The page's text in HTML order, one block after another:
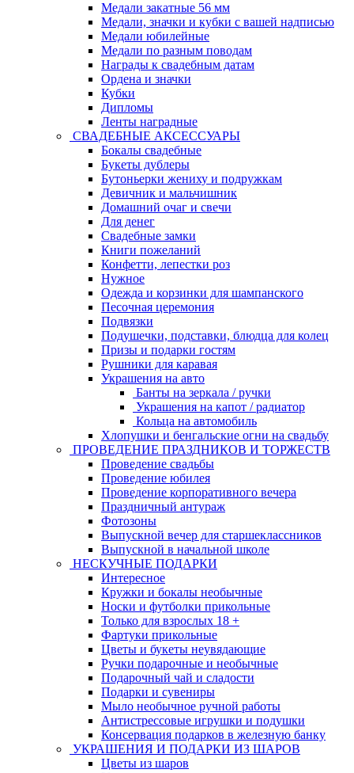
Медали закатные 56 мм
Медали, значки и кубки с вашей надписью
Медали юбилейные
Медали по разным поводам
Награды к свадебным датам
Ордена и значки
Кубки
Дипломы
Ленты наградные
СВАДЕБНЫЕ АКСЕССУАРЫ
Бокалы свадебные
Букеты дублеры
Бутоньерки жениху и подружкам
Девичник и мальчишник
Домашний очаг и свечи
Для денег
Свадебные замки
Книги пожеланий
Конфетти, лепестки роз
Нужное
Одежда и корзинки для шампанского
Песочная церемония
Подвязки
Подушечки, подставки, блюдца для колец
Призы и подарки гостям
Рушники для каравая
Украшения на авто
Банты на зеркала / ручки
Украшения на капот / радиатор
Кольца на автомобиль
Хлопушки и бенгальские огни на свадьбу
ПРОВЕДЕНИЕ ПРАЗДНИКОВ И ТОРЖЕСТВ
Проведение свадьбы
Проведение юбилея
Проведение корпоративного вечера
Праздничный антураж
Фотозоны
Выпускной вечер для старшеклассников
Выпускной в начальной школе
НЕСКУЧНЫЕ ПОДАРКИ
Интересное
Кружки и бокалы необычные
Носки и футболки прикольные
Только для взрослых 18 +
Фартуки прикольные
Цветы и букеты неувядающие
Ручки подарочные и необычные
Подарочный чай и сладости
Подарки и сувениры
Мыло необычное ручной работы
Антистрессовые игрушки и подушки
Консервация подарков в железную банку
УКРАШЕНИЯ И ПОДАРКИ ИЗ ШАРОВ
Цветы из шаров